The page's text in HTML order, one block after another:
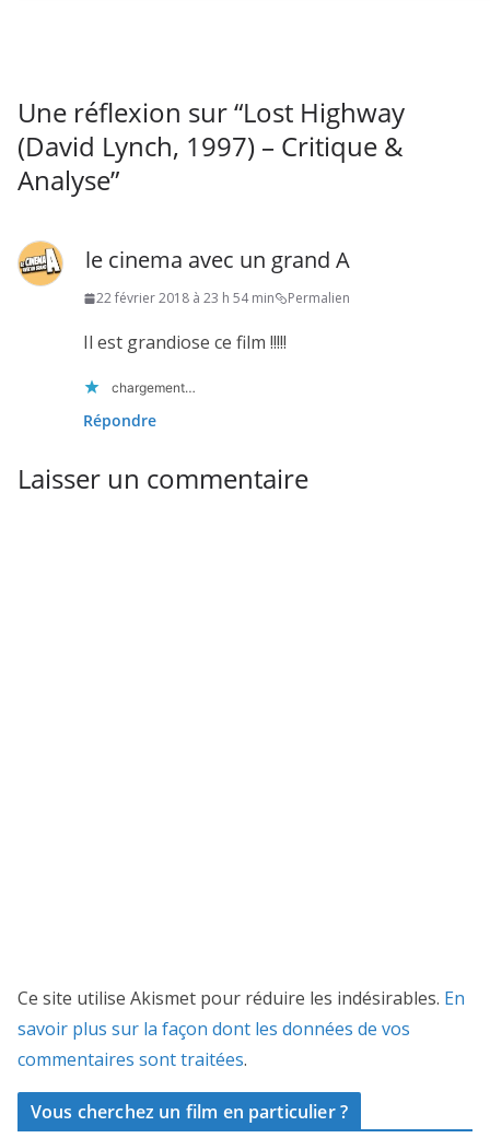
Une réflexion sur “Lost Highway
(David Lynch, 1997) – Critique &
Analyse”
le cinema avec un grand A
22 février 2018 à 23 h 54 min Permalien
Il est grandiose ce film !!!!!
chargement…
Répondre
Laisser un commentaire
Ce site utilise Akismet pour réduire les indésirables. En
savoir plus sur la façon dont les données de vos
commentaires sont traitées.
Vous cherchez un film en particulier ?